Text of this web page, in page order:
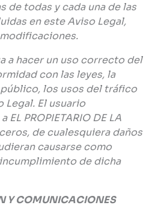
de todas y cada una de las
en este Aviso Legal,
a hacer un uso correcto del
con las leyes, la
los usos del tráfico
Legal. El usuario
PROPIETARIO DE LA
de cualesquiera daños
causarse como
de dicha
Y COMUNICACIONES